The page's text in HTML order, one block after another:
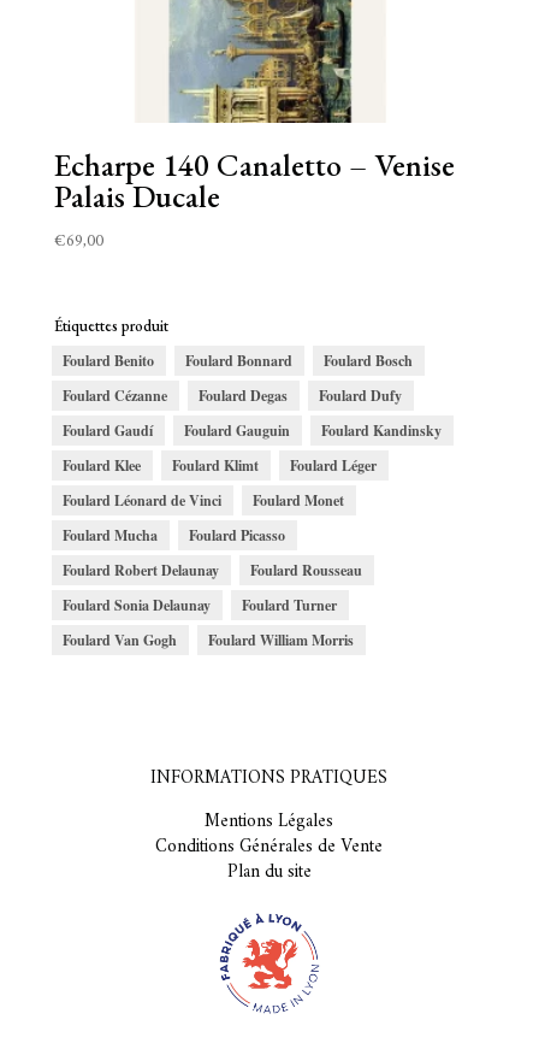
Echarpe 140 Canaletto – Venise
Palais Ducale
€69,00
Étiquettes produit
Foulard Benito
Foulard Bonnard
Foulard Bosch
Foulard Cézanne
Foulard Degas
Foulard Dufy
Foulard Gaudí
Foulard Gauguin
Foulard Kandinsky
Foulard Klee
Foulard Klimt
Foulard Léger
Foulard Léonard de Vinci
Foulard Monet
Foulard Mucha
Foulard Picasso
Foulard Robert Delaunay
Foulard Rousseau
Foulard Sonia Delaunay
Foulard Turner
Foulard Van Gogh
Foulard William Morris
INFORMATIONS PRATIQUES
Mentions Légales
Conditions Générales de Vente
Plan du site